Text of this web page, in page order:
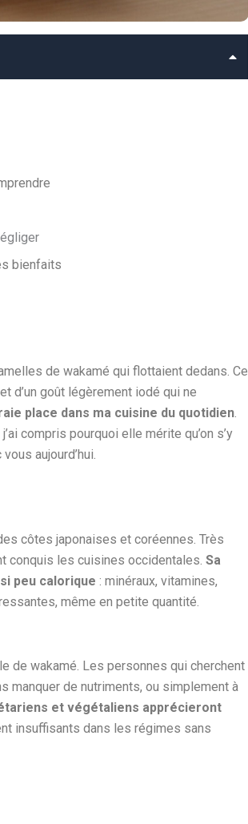
bienfaits
de wakamé qui flottaient dedans. Ce
d’un goût légèrement iodé qui ne
place dans ma cuisine du quotidien.
compris pourquoi elle mérite qu’on s’y
aujourd’hui.
côtes japonaises et coréennes. Très
conquis les cuisines occidentales. Sa
peu calorique : minéraux, vitamines,
même en petite quantité.
de wakamé. Les personnes qui cherchent
manquer de nutriments, ou simplement à
et végétaliens apprécieront
insuffisants dans les régimes sans